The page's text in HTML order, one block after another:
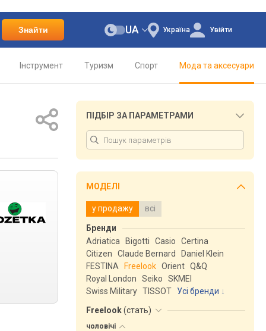
Знайти Україна
UA Увійти
Інструмент Туризм Спорт Мода та аксесуари
ПІДБІР ЗА ПАРАМЕТРАМИ
МОДЕЛІ
у продажу всі
Бренди
Adriatica
Bigotti Casio
Certina
Citizen
Claude Bernard
Daniel Klein
FESTINA
Freelook Orient Q&Q
Royal London
Seiko
SKMEI
Swiss Military TISSOT
Усі бренди
Freelook(стать)
чоловічі